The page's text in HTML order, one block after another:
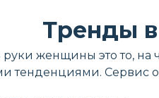
Тренды
женщины это то,
Сервис